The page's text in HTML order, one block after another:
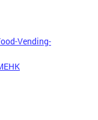
Vending-